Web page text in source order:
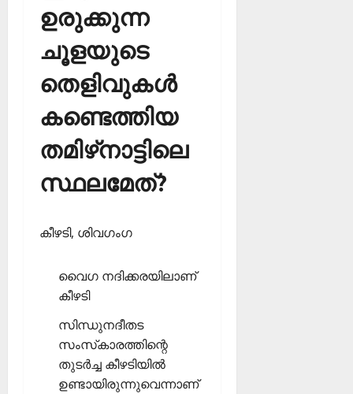
ഉരുക്കുന്ന
ചൂളയുടെ
തെളിവുകള്‍
കണ്ടെത്തിയ
തമിഴ്‌നാട്ടിലെ
സ്ഥലമേത്?
കീഴടി, ശിവഗംഗ
വൈഗ നദിക്കരയിലാണ്
കീഴടി
സിന്ധുനദീതട
സംസ്‌കാരത്തിന്റെ
തുടര്‍ച്ച കീഴടിയില്‍
ഉണ്ടായിരുന്നുവെന്നാണ്